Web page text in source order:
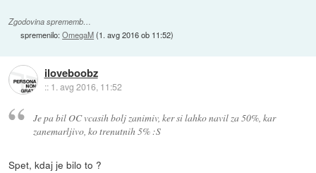
Zgodovina sprememb…
spremenilo:OmegaM(1. avg 2016 ob 11:52)
iloveboobz
:: 1. avg 2016, 11:52
Je pa bil OC vcasih bolj zanimiv, ker si lahko navil za 50%, kar
zanemarljivo, ko trenutnih 5% :S
Spet, kdaj je bilo to ?